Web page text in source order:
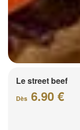
Le street beef
Dès 6.90 €